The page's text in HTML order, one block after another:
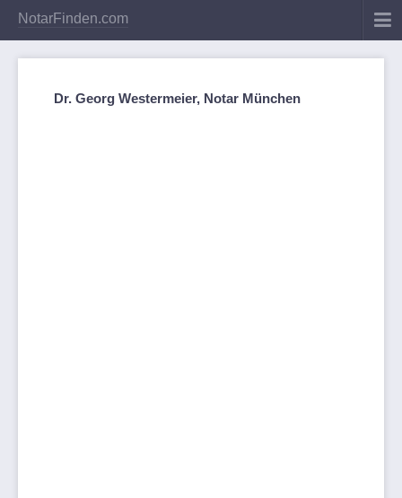
NotarFinden.com
Dr. Georg Westermeier, Notar München